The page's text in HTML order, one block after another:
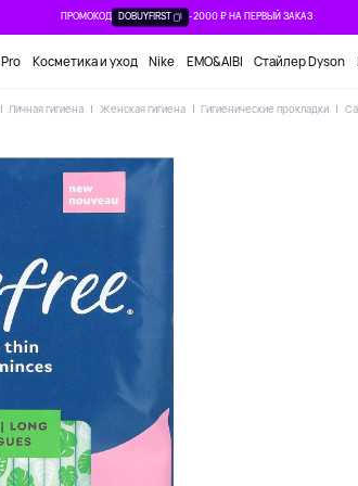
ПРОМОКОД DOBUYFIRST -2000 ₽ НА ПЕРВЫЙ ЗАКАЗ
Косметика и уход Nike EMO&AIBI Стайлер Dyson
Личная гигиена Женская гигиена Гигиенические прокладки